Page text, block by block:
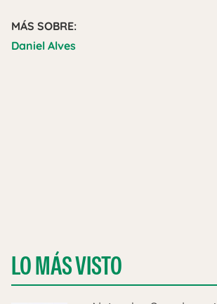
MÁS SOBRE:
Daniel Alves
LO MÁS VISTO